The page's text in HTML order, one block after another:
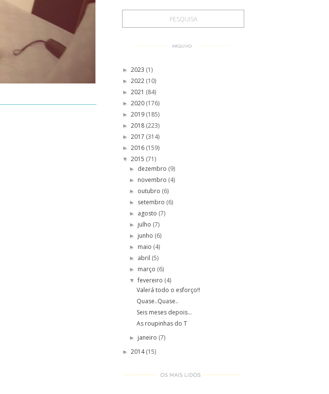
► 2023 (1)
► 2022 (10)
► 2021 (84)
► 2020 (176)
► 2019 (185)
► 2018 (223)
► 2017 (314)
► 2016 (159)
▼ 2015 (71)
► dezembro (9)
► novembro (4)
► outubro (6)
► setembro (6)
► agosto (7)
► julho (7)
► junho (6)
► maio (4)
► abril (5)
► março (6)
▼fevereiro (4)
Valerá todo o esforço!!
Quase..Quase..
Seis meses depois...
As roupinhas do T
► janeiro (7)
► 2014(15)